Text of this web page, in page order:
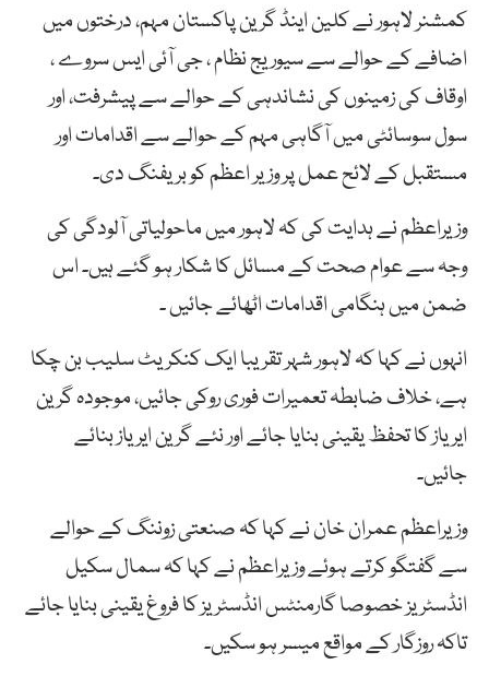
کمشنر لاہور نے کلین اینڈ گرین پاکستان مہم، درختوں میں
اضافے کے حوالے سے سیوریج نظام ، جی آئی ایس سروے ،
اوقاف کی زمینوں کی نشاندہی کے حوالے سے پیشرفت، اور
سول سوسائٹی میں آگاہی مہم کے حوالے سے اقدامات اور
مستقبل کے لائح عمل پر وزیر اعظم کو بریفنگ دی۔
وزیراعظم نے ہدایت کی کہ لاہور میں ماحولیاتی آلودگی کی
وجہ سے عوام صحت کے مسائل کا شکار ہو گئے ہیں۔ اس
ضمن میں ہنگامی اقدامات اٹھائے جائیں ۔
انہوں نے کہا کہ لاہور شہر تقریبا ایک کنکریٹ سلیب بن چکا
ہے، خلاف ضابطہ تعمیرات فوری روکی جائیں، موجودہ گرین
ایریاز کا تحفظ یقینی بنایا جائے اور نئے گرین ایریاز بنائے
جائیں۔
وزیراعظم عمران خان نے کہا کہ صنعتی زوننگ کے حوالے
سے گفتگو کرتے ہوئے وزیراعظم نے کہا کہ سمال سکیل
انڈسٹریز خصوصا گارمنٹس انڈسٹریز کا فروغ یقینی بنایا جائے
تاکہ روزگار کے مواقع میسر ہو سکیں۔